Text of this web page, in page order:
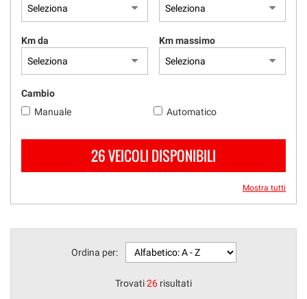
Km da Km massimo
Cambio
Manuale
Automatico
26 VEICOLI DISPONIBILI
Mostra tutti
Ordina per:
Trovati26 risultati